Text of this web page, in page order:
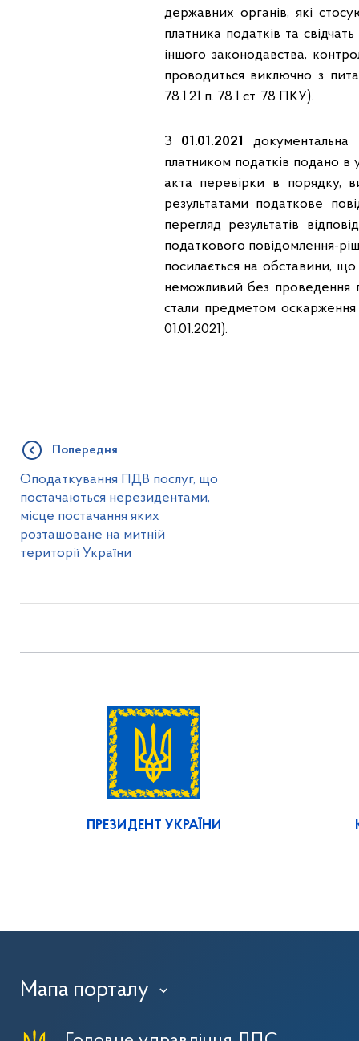
державних органів, які
платника податків та
іншого законодавства,
проводиться виключно з
78.1.21 п. 78.1 ст. 78 ПКУ).
З 01.01.2021
платником податків подано
акта перевірки в порядку,
результатами податкове
перегляд результатів
податкового повідомлення-
посилається на обставини, що
неможливий без проведення
стали предметом
01.01.2021).
Попередня
Оподаткування ПДВ послуг, що
постачаються нерезидентами,
місце постачання яких
розташоване на митній
території України
ПРЕЗИДЕНТ УКРАЇНИ
Мапа порталу ›